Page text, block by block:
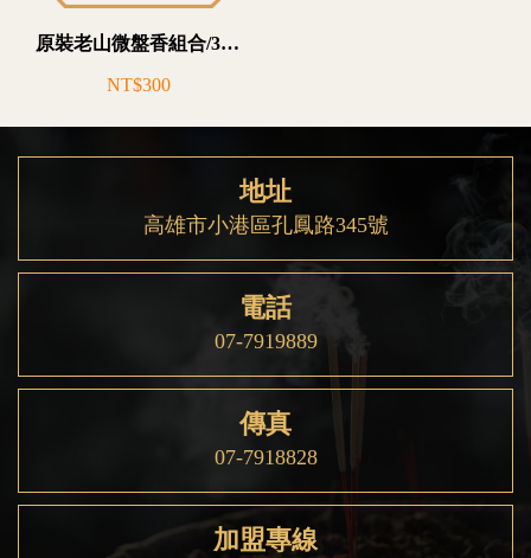
原裝老山微盤香組合/3入-X23T0599-1
NT$300
地址
高雄市小港區孔鳳路345號
電話
07-7919889
傳真
07-7918828
加盟專線